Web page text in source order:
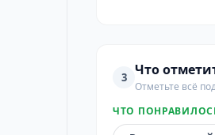
3 Что
Отметьте всё
ЧТО